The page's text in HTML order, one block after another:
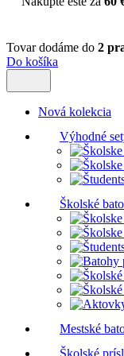
Tovar dodáme do 2
Do košíka
Nová kolekcia
Výhodné
Školské
Mestské
Školské